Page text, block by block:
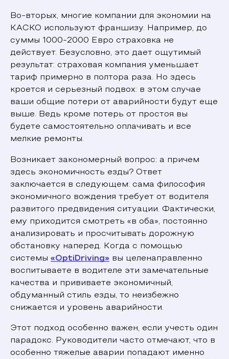
Во-вторых, многие компании для экономии на
КАСКО используют франшизу. Например, до
суммы 1000-2000 Евро страховка не
действует. Безусловно, это дает ощутимый
результат: страховая компания уменьшает
тариф примерно в полтора раза. Но здесь
кроется и серьезный подвох: в этом случае
ваши общие потери от аварийности будут еще
выше. Ведь кроме потерь от простоя вы
будете самостоятельно оплачивать и все
мелкие ремонты.
Возникает закономерный вопрос: а причем
здесь экономичность езды? Ответ
заключается в следующем: сама философия
экономичного вождения требует от водителя
развитого предвидения ситуации. Фактически,
ему приходится смотреть «в оба», постоянно
анализировать и просчитывать дорожную
обстановку наперед. Когда с помощью
системы «OptiDriving» вы целенаправленно
воспитываете в водителе эти замечательные
качества и прививаете экономичный,
обдуманный стиль езды, то неизбежно
снижается и уровень аварийности.
Этот подход особенно важен, если учесть один
парадокс. Руководители часто отмечают, что в
особенно тяжелые аварии попадают именно